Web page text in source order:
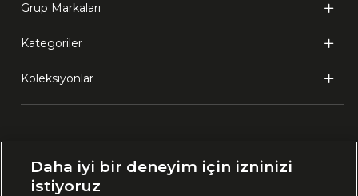
Grup Markaları
Kategoriler
Koleksiyonlar
🇹🇷 Türkiye
Daha iyi bir deneyim için izninizi
istiyoruz